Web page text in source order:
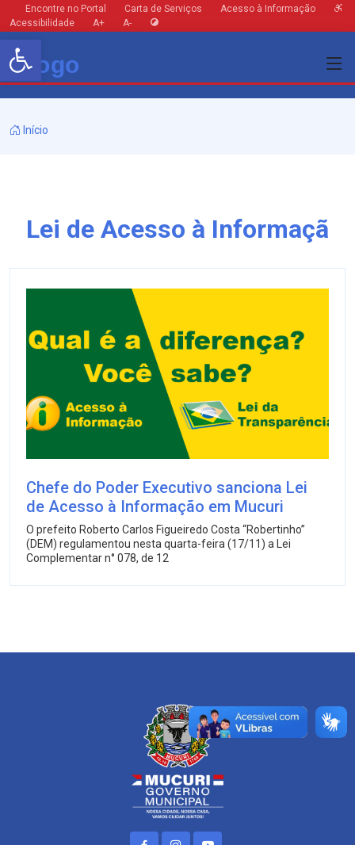
Encontre no Portal Carta de Serviços
Acesso à Informação
Acessibilidade
A+ A-
Início
Lei de Acesso à Informaçã
Chefe do Poder Executivo sanciona Lei
de Acesso à Informação em Mucuri
O prefeito Roberto Carlos Figueiredo Costa “Robertinho”
(DEM) regulamentou nesta quarta-feira (17/11) a Lei
Complementar n° 078, de 12
Barra de Ferramentas Aberta